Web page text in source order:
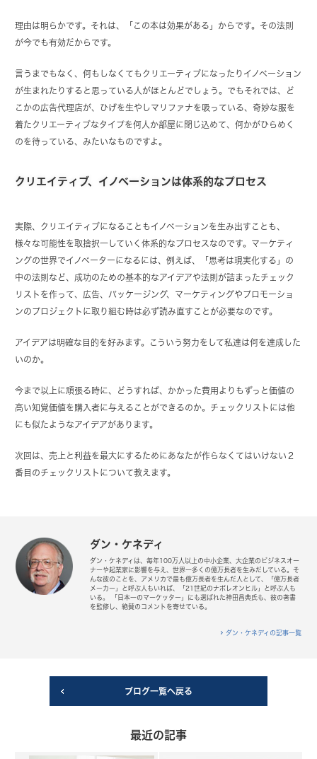
理由は明らかです。それは、「この本は効果がある」からです。その法則
が今でも有効だからです。
言うまでもなく、何もしなくてもクリエーティブになったりイノベーション
が生まれたりすると思っている人がほとんどでしょう。でもそれでは、ど
こかの広告代理店が、ひげを生やしマリファナを吸っている、奇妙な服を
着たクリエーティブなタイプを何人か部屋に閉じ込めて、何かがひらめく
のを待っている、みたいなものですよ。
クリエイティブ、イノベーションは体系的なプロセス
実際、クリエイティブになることもイノベーションを生み出すことも、
様々な可能性を取捨択一していく体系的なプロセスなのです。マーケティ
ングの世界でイノベーターになるには、例えば、「思考は現実化する」の
中の法則など、成功のための基本的なアイデアや法則が詰まったチェック
リストを作って、広告、パッケージング、マーケティングやプロモーショ
ンのプロジェクトに取り組む時は必ず読み直すことが必要なのです。
アイデアは明確な目的を好みます。こういう努力をして私達は何を達成した
いのか。
今まで以上に頑張る時に、どうすれば、かかった費用よりもずっと価値の
高い知覚価値を購入者に与えることができるのか。チェックリストには他
にも似たようなアイデアがあります。
次回は、売上と利益を最大にするためにあなたが作らなくてはいけない２
番目のチェックリストについて教えます。
ダン・ケネディ
ダン・ケネディは、毎年100万人以上の中小企業、大企業のビジネスオー
ナーや起業家に影響を与え、世界一多くの億万長者を生みだしている。そ
んな彼のことを、アメリカで最も億万長者を生んだ人として、「億万長者
メーカー」と呼ぶ人もいれば、「21世紀のナポレオンヒル」と呼ぶ人も
いる。 「日本一のマーケッター」にも選ばれた神田昌典氏も、彼の著書
を監修し、絶賛のコメントを寄せている。
ダン・ケネディの記事一覧
ブログ一覧へ戻る
最近の記事